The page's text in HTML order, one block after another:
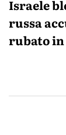
Israele
russa
rubato